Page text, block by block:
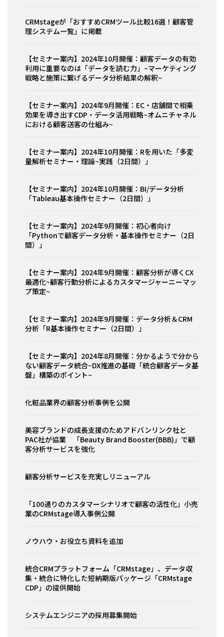
CRMstageが「おすすめCRMツール比較16選！顧客管
理システム一覧」に掲載
【セミナー案内】2024年10月開催：顧客データの有効
利用に重要なのは「データを読む力」~マーケティング
戦略と施策に繋げるデータ分析結果の解釈~
【セミナー案内】2024年9月開催：EC・店舗間で相乗
効果を導き出すCDP・データ活用戦略~オムニチャネル
における顧客送客の仕組み~
【セミナー案内】2024年10月開催：Rを用いた「多変
量解析セミナー・理論~実践（2日間）」
【セミナー案内】2024年10月開催：BI/データ分析
「Tableau基本操作セミナー（2日間）」
【セミナー案内】2024年9月開催：初心者向け
「Pythonで顧客データ分析・基本操作セミナー（2日
間）」
【セミナー案内】2024年9月開催：顧客分析が導くCX
最適化~顧客行動分析によるカスタマージャーニーマッ
プ策定~
【セミナー案内】2024年9月開催：データ分析＆CRM
分析「R基本操作セミナー（2日間）」
【セミナー案内】2024年8月開催：分かるようで分から
ない顧客データ統合~DX推進の基礎「統合顧客データ基
盤」構築のポイント~
化粧品業界の顧客分析事例を公開
美容ブランドの成長支援のためアドバンリンク社と
PAC社が協業 「Beauty Brand Booster(BBB)」で顧
客分析サービスを強化
顧客分析サービスを充実しリニューアル
「100通りのカスタマーシナリオで顧客の活性化」小売
業のCRMstage導入事例公開
ノウハウ・お役立ち資料を追加
統合CRMプラットフォーム「CRMstage」、データ収
集・統合に特化した短納期版パッケージ「CRMstage
CDP」の提供開始
システムエンジニアの採用募集開始